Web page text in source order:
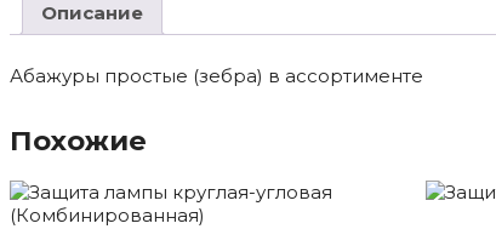
Описание
Абажуры простые (зебра) в ассортименте
Похожие